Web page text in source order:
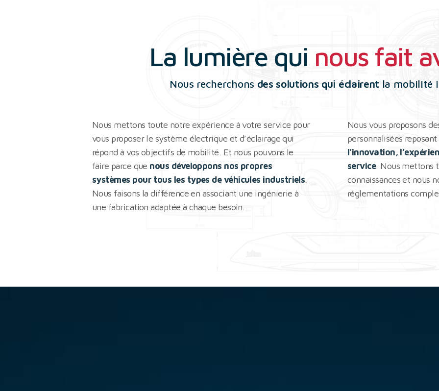
La lumière qui nous fait
Nous recherchons des solutions qui éclairent la mobilité
Nous mettons toute notre expérience à votre service pour
vous proposer le système électrique et d’éclairage qui
répond à vos objectifs de mobilité. Et nous pouvons le
faire parce que nous développons nos propres
systèmes pour tous les types de véhicules industriels.
Nous faisons la différence en associant une ingénierie à
une fabrication adaptée à chaque besoin.
Nous vous proposons
personnalisées
l’innovation,
service. Nous mettons
connaissances et nous
réglementations